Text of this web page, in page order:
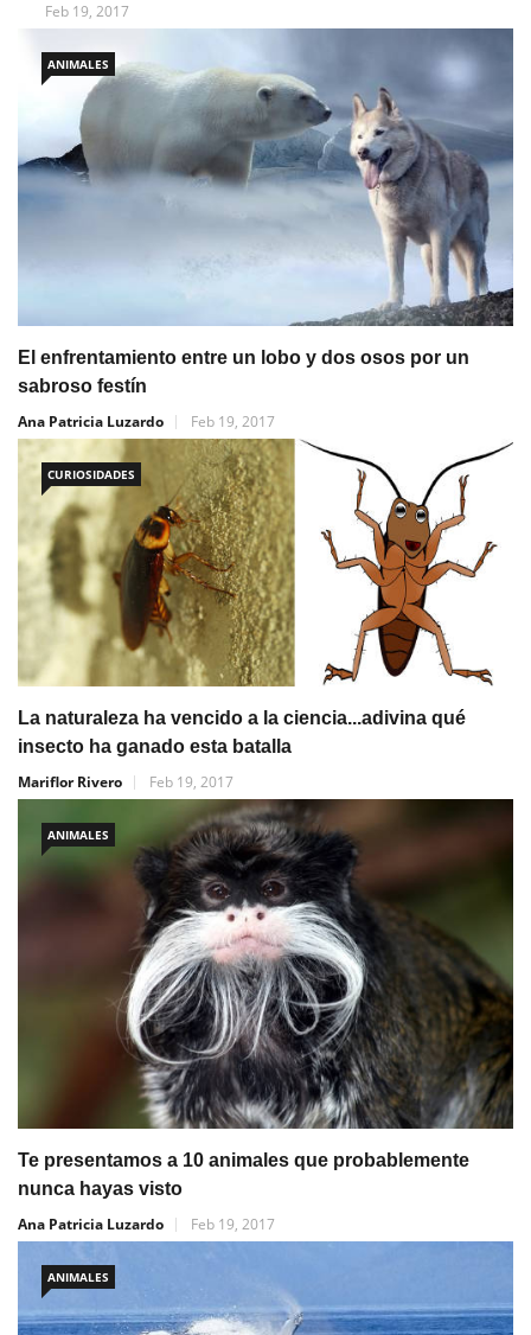
Feb 19, 2017
ANIMALES
El enfrentamiento entre un lobo y dos osos por un
sabroso festín
Ana Patricia Luzardo
Feb 19, 2017
CURIOSIDADES
La naturaleza ha vencido a la ciencia...adivina qué
insecto ha ganado esta batalla
Mariflor Rivero
Feb 19, 2017
ANIMALES
Te presentamos a 10 animales que probablemente
nunca hayas visto
Ana Patricia Luzardo
Feb 19, 2017
ANIMALES